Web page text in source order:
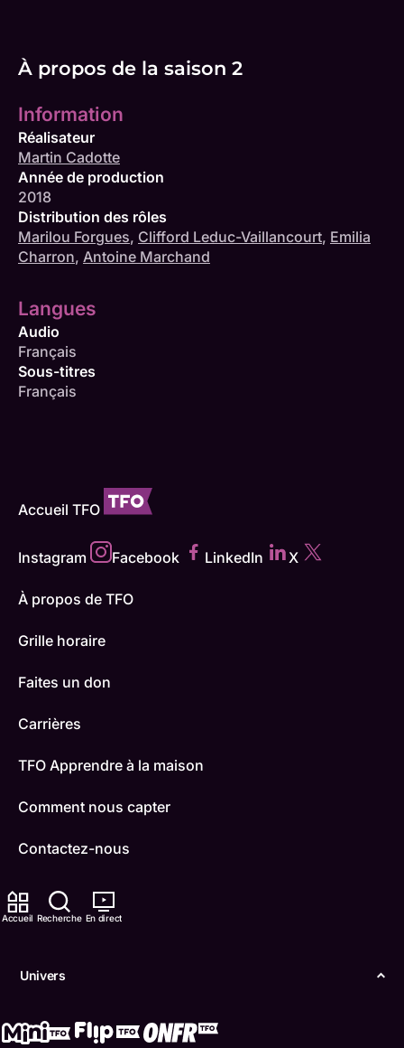
Accueil Recherche En direct
Univers
À propos de la saison 2
Information
Réalisateur
Martin Cadotte
Année de production
2018
Distribution des rôles
Marilou Forgues, Clifford Leduc-Vaillancourt, Emilia
Charron, Antoine Marchand
Langues
Audio
Français
Sous-titres
Français
Accueil TFO
Instagram Facebook LinkedIn X
À propos de TFO
Grille horaire
Faites un don
Carrières
TFO Apprendre à la maison
Comment nous capter
Contactez-nous
ONFR
Boukili